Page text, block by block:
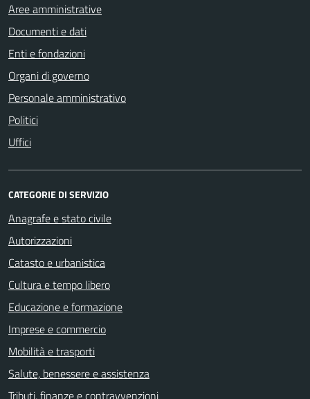
Aree amministrative
Documenti e dati
Enti e fondazioni
Organi di governo
Personale amministrativo
Politici
Uffici
CATEGORIE DI SERVIZIO
Anagrafe e stato civile
Autorizzazioni
Catasto e urbanistica
Cultura e tempo libero
Educazione e formazione
Imprese e commercio
Mobilità e trasporti
Salute, benessere e assistenza
Tributi, finanze e contravvenzioni